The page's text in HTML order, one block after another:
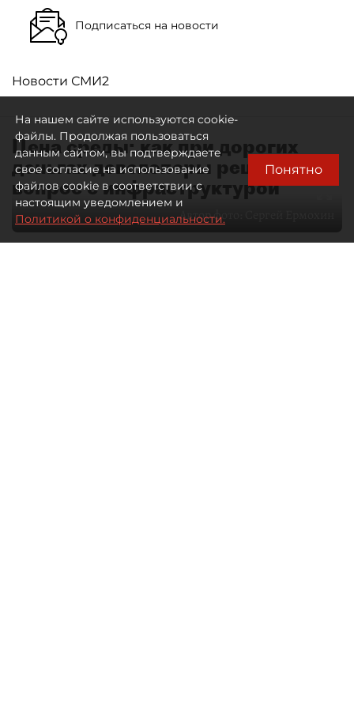
Подписаться на новости
Новости СМИ2
Цена среды: как при дорогих
деньгах девелоперы решают
вопрос с инфраструктурой
Автор фото:
На нашем сайте используются cookie-
файлы. Продолжая пользоваться
данным сайтом, вы подтверждаете
свое согласие на использование
файлов cookie в соответствии с
настоящим уведомлением и
Политикой о конфиденциальности.
Понятно